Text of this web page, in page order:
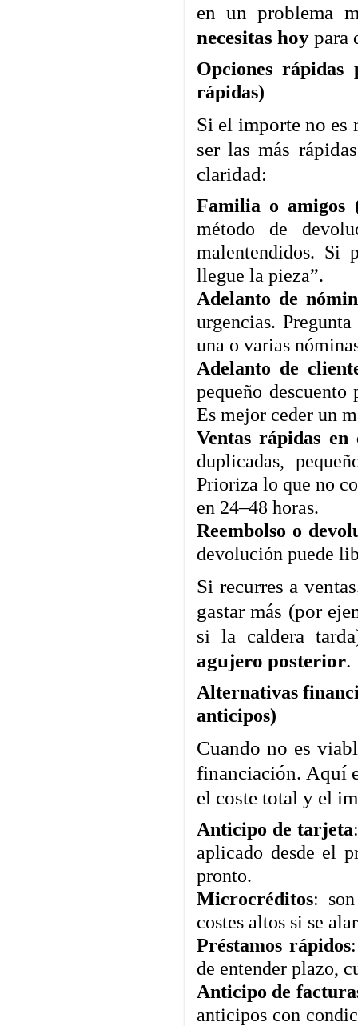
en un problema
necesitas hoy para
Opciones rápidas
rápidas)
Si el importe no es
ser las más
claridad:
Familia o amigos
método de
malentendidos. Si
llegue la pieza”.
Adelanto de
urgencias.
una o varias
Adelanto de
pequeño
Es mejor ceder un
Ventas rápidas en
duplicadas,
Prioriza lo que no
en 24–48 horas.
Reembolso o
devolución puede
Si recurres a
gastar más (por
si la caldera
agujero posterior.
Alternativas
anticipos)
Cuando no es
financiación. Aquí
el coste total y el
Anticipo de tarjeta
aplicado desde el
pronto.
Microcréditos:
costes altos si se
Préstamos rápidos
de entender plazo,
Anticipo de
anticipos con